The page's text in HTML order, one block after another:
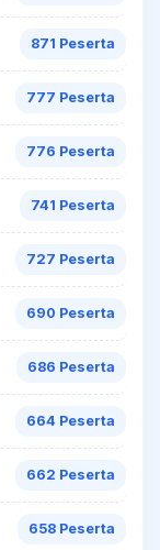
871 Peserta
777 Peserta
776 Peserta
741 Peserta
727 Peserta
690 Peserta
686 Peserta
664 Peserta
662 Peserta
658 Peserta